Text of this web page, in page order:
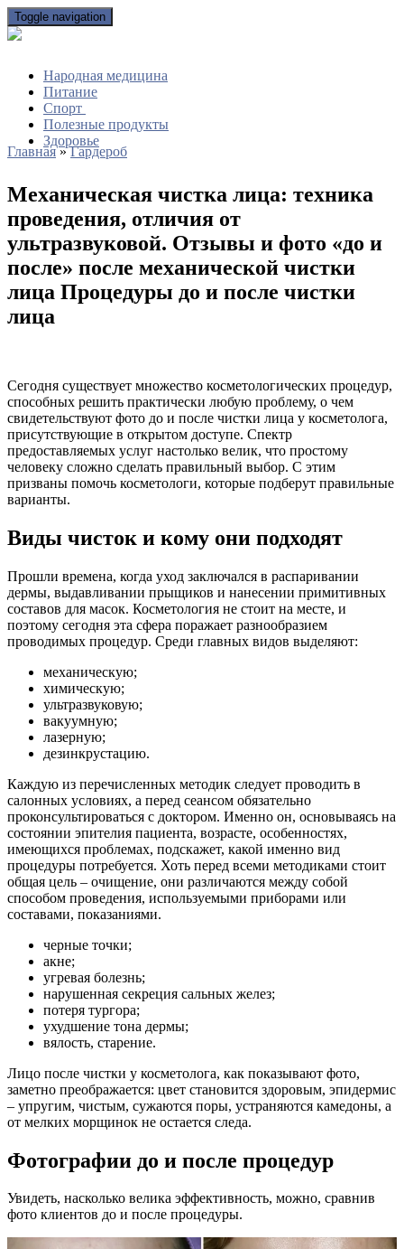
Toggle navigation
Народная медицина
Питание
Спорт
Полезные продукты
Здоровье
Главная»Гардероб
Механическая чистка лица: техника
проведения, отличия от
ультразвуковой. Отзывы и фото «до и
после» после механической чистки
лица Процедуры до и после чистки
лица
Сегодня существует множество косметологических процедур,
способных решить практически любую проблему, о чем
свидетельствуют фото до и после чистки лица у косметолога,
присутствующие в открытом доступе. Спектр
предоставляемых услуг настолько велик, что простому
человеку сложно сделать правильный выбор. С этим
призваны помочь косметологи, которые подберут правильные
варианты.
Виды чисток и кому они подходят
Прошли времена, когда уход заключался в распаривании
дермы, выдавливании прыщиков и нанесении примитивных
составов для масок. Косметология не стоит на месте, и
поэтому сегодня эта сфера поражает разнообразием
проводимых процедур. Среди главных видов выделяют:
механическую;
химическую;
ультразвуковую;
вакуумную;
лазерную;
дезинкрустацию.
Каждую из перечисленных методик следует проводить в
салонных условиях, а перед сеансом обязательно
проконсультироваться с доктором. Именно он, основываясь на
состоянии эпителия пациента, возрасте, особенностях,
имеющихся проблемах, подскажет, какой именно вид
процедуры потребуется. Хоть перед всеми методиками стоит
общая цель – очищение, они различаются между собой
способом проведения, используемыми приборами или
составами, показаниями.
черные точки;
акне;
угревая болезнь;
нарушенная секреция сальных желез;
потеря тургора;
ухудшение тона дермы;
вялость, старение.
Лицо после чистки у косметолога, как показывают фото,
заметно преображается: цвет становится здоровым, эпидермис
– упругим, чистым, сужаются поры, устраняются камедоны, а
от мелких морщинок не остается следа.
Фотографии до и после процедур
Увидеть, насколько велика эффективность, можно, сравнив
фото клиентов до и после процедуры.